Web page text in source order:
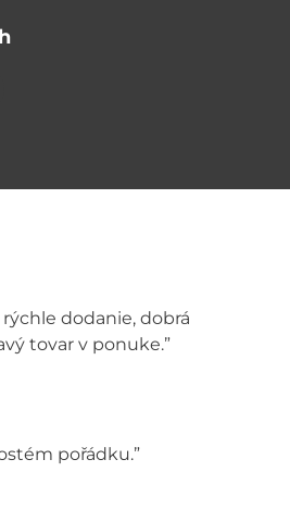
rýchle dodanie, dobrá
tovar v ponuke.”
pořádku.”